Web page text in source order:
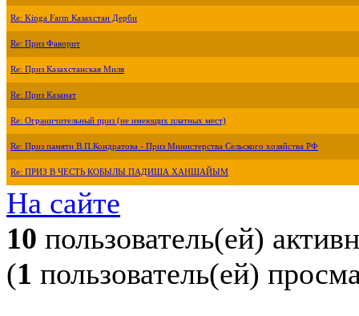
Re: Kinga Farm Казахстан Дерби
Re: Приз Фаворит
Re: Приз Казахстанская Миля
Re: Приз Казанат
Re: Ограничительный приз (не имеющих платных мест)
Re: Приз памяти В.П.Кондратова - Приз Министерства Сельского хозяйства РФ
Re: ПРИЗ В ЧЕСТЬ КОБЫЛЫ ПАДИША ХАНШАЙЫМ
На сайте
10 пользователь(ей)
(1 пользователь(ей)